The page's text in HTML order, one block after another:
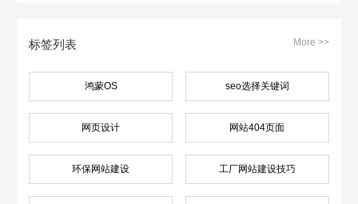
标签列表 More >>
鸿蒙OS seo选择关键词
网页设计 网站404页面
环保网站建设 工厂网站建设技巧